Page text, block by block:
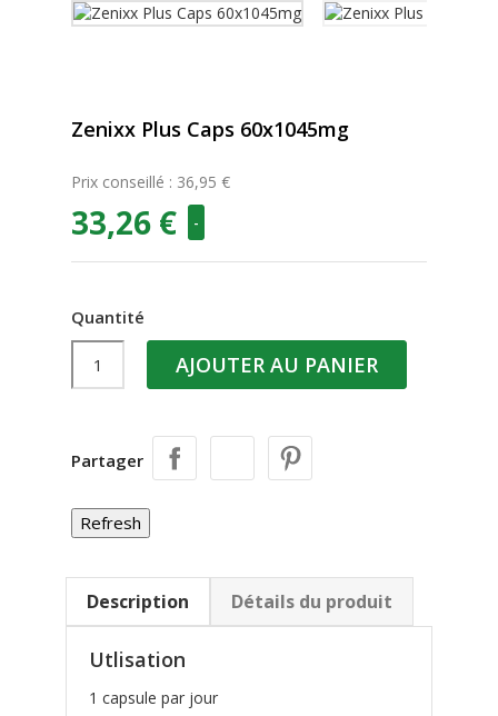
Zenixx Plus Caps 60x1045mg
Prix conseillé : 36,95 €
33,26 € -
Quantité
AJOUTER AU PANIER
Partager
Description Détails du produit
Utlisation
1 capsule par jour